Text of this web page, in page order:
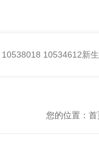
10538018 10534612新生
您的位置： 首